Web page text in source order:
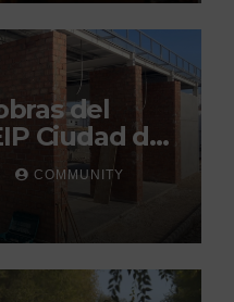
del
Ciudad del
está
de 2025
COMMUNITY